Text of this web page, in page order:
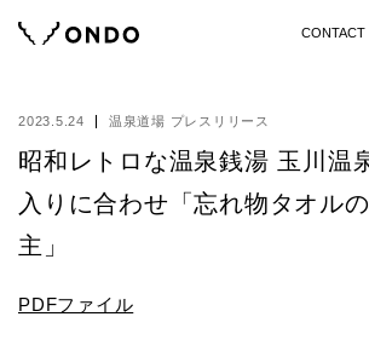
CONTACT
2023.5.24 温泉道場 プレスリリース
昭和レトロな温泉銭湯 玉川温
入りに合わせ「忘れ物タオル
主」
PDFファイル